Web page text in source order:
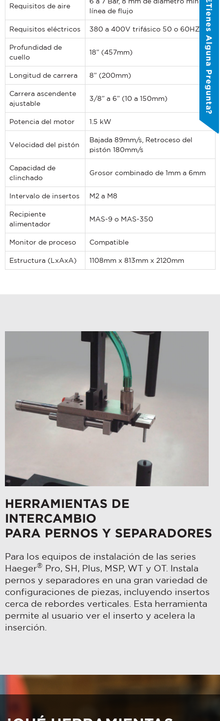
Requisitos de aire
línea de flujo
Requisitos eléctricos 380 a 400V trifásico 50 o 60HZ
Profundidad de
cuello
18” (457mm)
Longitud de carrera 8” (200mm)
Carrera ascendente
ajustable
3/8” a 6” (10 a 150mm)
Potencia del motor 1.5 kW
Velocidad del pistón
Bajada 89mm/s, Retroceso del
pistón 180mm/s
Capacidad de
clinchado
Grosor combinado de 1mm a 6mm
Intervalo de insertos M2 a M8
Recipiente
alimentador
MAS-9 o MAS-350
Monitor de proceso Compatible
Estructura (LxAxA) 1108mm x 813mm x 2120mm
HERRAMIENTAS DE
INTERCAMBIO
PARA PERNOS Y SEPARADORES
Para los equipos de instalación de las series
Haeger® Pro, SH, Plus, MSP, WT y OT. Instala
pernos y separadores en una gran variedad de
configuraciones de piezas, incluyendo insertos
cerca de rebordes verticales. Esta herramienta
permite al usuario ver el inserto y acelera la
inserción.
¿Tienes Alguna Pregunta?
WHAT TOPIC IS YOUR INQUIRY
REGARDING?
MESSAGE*
PennEngineering needs the contact
information you provide to us to
contact you about our products and
services. You may unsubscribe from
these communications at any time.
COMMUNICATIONS FROM
PENNENGINEERING.
communications at any time. For more
to allow pemnet.com to store and
process the personal information
submitted above to provide you the
content requested.
QUICK LINKS
Products
Resources
Distributor Locator
Contact Us
Tooling Wizard